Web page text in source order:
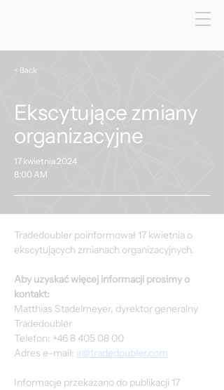
< Back
Ekscytujące zmiany
organizacyjne
17 kwietnia 2024
8:00 AM
Tradedoubler poinformował 17 kwietnia o
ekscytujących zmianach organizacyjnych.
Aby uzyskać więcej informacji prosimy o
kontakt:
Matthias Stadelmeyer, dyrektor generalny
Tradedoubler
Telefon: +46 8 405 08 00
Adres e-mail: ir@tradedoubler.com
Informacje przekazano do publikacji 17